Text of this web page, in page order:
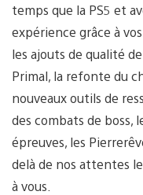
temps que la PS5 et
expérience grâce à
les ajouts de qualité
Primal, la refonte du
nouveaux outils de
des combats de boss,
épreuves, les
delà de nos attentes
à vous.